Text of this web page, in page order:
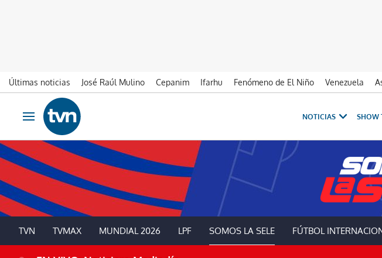
Últimas noticias José Raúl Mulino Cepanim Ifarhu Fenómeno de El Niño Venezuela
Ir al contenido
Obrir navegació
NOTICIAS SHOW
TVN TVMAX MUNDIAL 2026 LPF SOMOS LA SELE FÚTBOL